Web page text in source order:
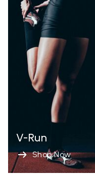
V-Run
Shop Now